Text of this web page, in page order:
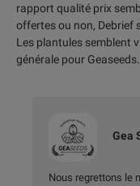
rapport qualité prix
offertes ou non, Debrief
Les plantules semblent
générale pour
Gea
Nous regrettons le